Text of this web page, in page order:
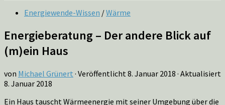
Energiewende-Wissen /Wärme
Energieberatung – Der andere Blick auf
(m)ein Haus
von Michael Grünert · Veröffentlicht 8. Januar 2018 · Aktualisiert
8. Januar 2018
Ein Haus tauscht Wärmeenergie mit seiner Umgebung über die